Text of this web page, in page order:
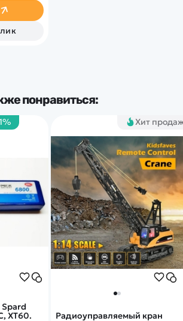
понравиться:
Хит
Радиоуправляемый кран
Spard
XT60.